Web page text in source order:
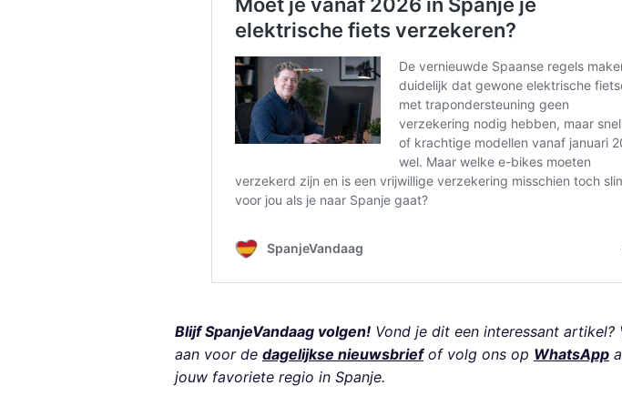
Blijf SpanjeVandaag volgen! Vond je dit een interessant artikel?
aan voor de dagelijkse nieuwsbriefof volg ons op WhatsApp
jouw favoriete regio in Spanje.